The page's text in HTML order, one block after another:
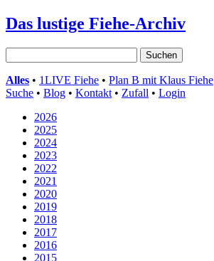
Das lustige Fiehe-Archiv
Alles • 1LIVE Fiehe • Plan B mit Klaus Fiehe
Suche • Blog • Kontakt • Zufall • Login
2026
2025
2024
2023
2022
2021
2020
2019
2018
2017
2016
2015